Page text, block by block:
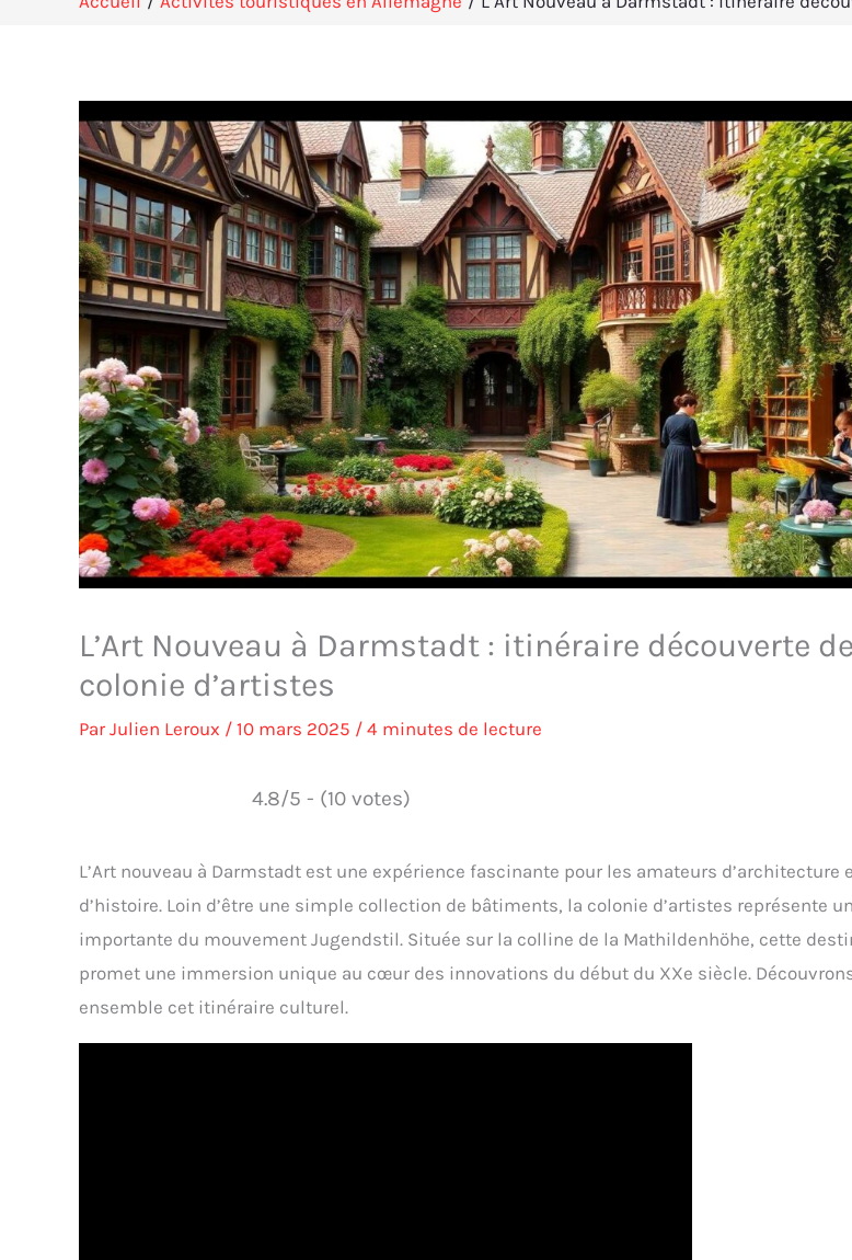
L’Art Nouveau à Darmstadt : itinéraire découverte
colonie d’artistes
ParJulien Leroux / 10 mars 2025 / 4 minutes de lecture
4.8/5 - (10 votes)
L’Art nouveau à Darmstadt est une expérience fascinante pour les amateurs d’architecture
d’histoire. Loin d’être une simple collection de bâtiments, la colonie d’artistes représente
importante du mouvement Jugendstil. Située sur la colline de la Mathildenhöhe, cette
promet une immersion unique au cœur des innovations du début du XXe siècle.
ensemble cet itinéraire culturel.